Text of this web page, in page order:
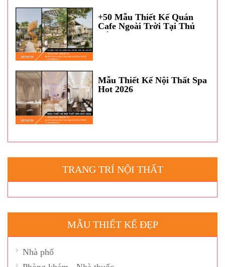
+50 Mẫu Thiết Kế Quán
Cafe Ngoài Trời Tại Thủ
Đức
Mẫu Thiết Kế Nội Thất Spa
Hot 2026
TRANG TRÍ NỘI THẤT
MẪU THIẾT KẾ ĐẸP
Nhà phố